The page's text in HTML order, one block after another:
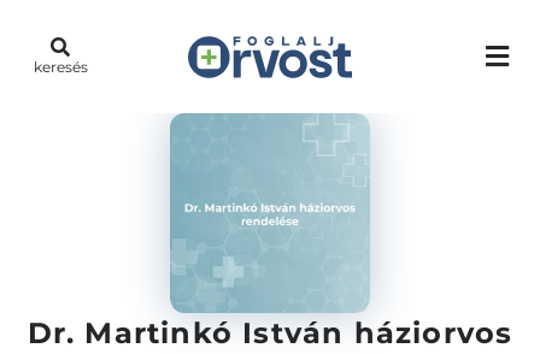
keresés
Dr. Martinkó István háziorvos